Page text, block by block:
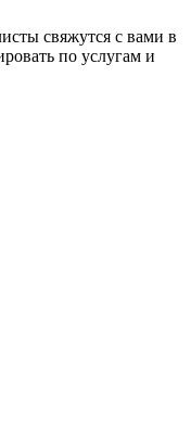
свяжутся с вами в
по услугам и